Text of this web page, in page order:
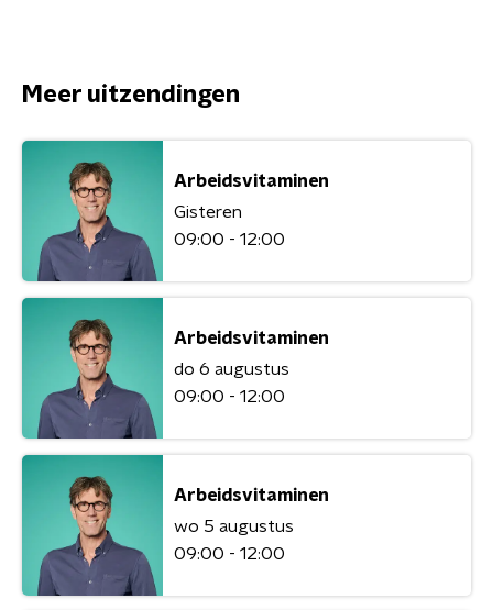
Meer uitzendingen
Arbeidsvitaminen
Gisteren
09:00 - 12:00
Arbeidsvitaminen
do 6 augustus
09:00 - 12:00
Arbeidsvitaminen
wo 5 augustus
09:00 - 12:00